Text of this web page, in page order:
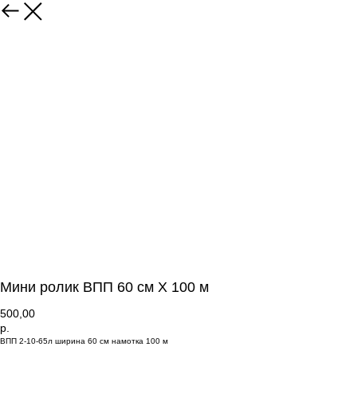
Мини ролик ВПП 60 см Х 100 м
500,00
р.
ВПП 2-10-65л ширина 60 см намотка 100 м